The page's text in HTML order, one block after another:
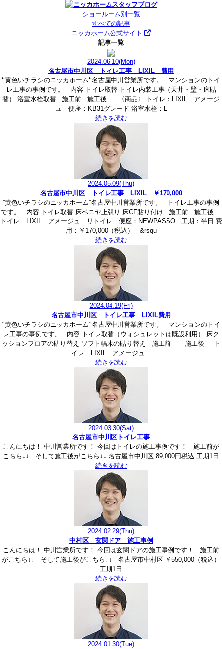
ショールーム別一覧
すべての記事
ニッカホーム公式サイト
記事一覧
2024.06.10(Mon)
名古屋市中川区 トイレ工事 LIXIL 費用
‘‘黄色いチラシのニッカホーム‘‘名古屋中川営業所です。 マンションのトイ
レ工事の事例です。 内容 トイレ取替 トイレ内装工事（天井・壁・床貼
替） 浴室水栓取替 施工前 施工後 〈商品〉 トイレ：LIXIL アメージ
ュ 便座：KB31グレード 浴室水栓：L
続きを読む
2024.05.09(Thu)
名古屋市中川区 トイレ工事 LIXIL ￥170,000
”黄色いチラシのニッカホーム”名古屋中川営業所です。 トイレ工事の事例
です。 内容 トイレ取替 床ベニヤ上張り 床CF貼り付け 施工前 施工後
トイレ LIXIL アメージュ リトイレ 便座：NEWPASSO 工期：半日 費
用：￥170,000（税込） &rsqu
続きを読む
2024.04.19(Fri)
名古屋市中川区 トイレ工事 LIXIL費用
‘‘黄色いチラシのニッカホーム‘‘名古屋中川営業所です。 マンションのトイ
レ工事の事例です。 内容 トイレ取替（ウォシュレットは既設利用） 床ク
ッションフロアの貼り替え ソフト幅木の貼り替え 施工前 施工後 ト
イレ LIXIL アメージュ
続きを読む
2024.03.30(Sat)
名古屋市中川区トイレ工事
こんにちは！ 中川営業所です！ 今回はトイレの施工事例です！ 施工前が
こちら↓↓ そして施工後がこちら↓↓ 名古屋市中川区 89,000円税込 工期1日
続きを読む
2024.02.29(Thu)
中村区 玄関ドア 施工事例
こんにちは！ 中川営業所です！ 今回は玄関ドアの施工事例です！ 施工前
がこちら↓↓ そして施工後がこちら↓↓ 名古屋市中村区 ￥550,000（税込）
工期1日
続きを読む
2024.01.30(Tue)